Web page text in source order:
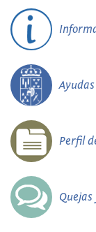
Perfil
Quejas